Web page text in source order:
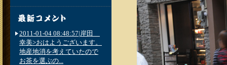
2011-01-04 08:48:57|岸田
幸美>おはようございます。
地産地消を考えていたので
お茶を選ぶの...